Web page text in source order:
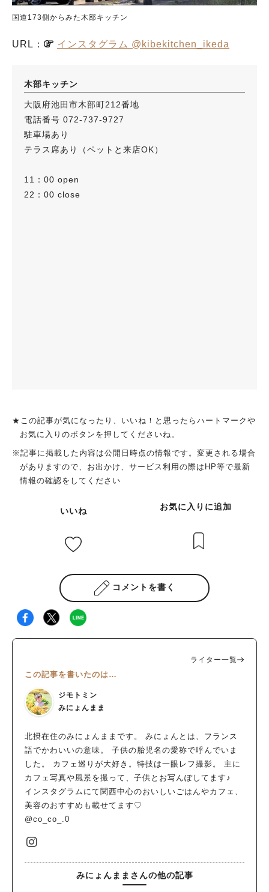
国道173側からみた木部キッチン
URL： インスタグラム @kibekitchen_ikeda
木部キッチン
大阪府池田市木部町212番地
電話番号 072-737-9727
駐車場あり
テラス席あり（ペットと来店OK）
11：00 open
22：00 close
★この記事が気になったり、いいね！と思ったらハートマークや
お気に入りのボタンを押してくださいね。
※記事に掲載した内容は公開日時点の情報です。変更される場合
がありますので、お出かけ、サービス利用の際はHP等で最新
情報の確認をしてください
いいね お気に入りに追加
コメントを書く
ライター一覧
この記事を書いたのは…
ジモトミン
みにょんまま
北摂在住のみにょんままです。 みにょんとは、フランス
語でかわいいの意味。 子供の胎児名の愛称で呼んでいま
した。 カフェ巡りが大好き。特技は一眼レフ撮影。 主に
カフェ写真や風景を撮って、子供とお写んぽしてます♪
インスタグラムにて関西中心のおいしいごはんやカフェ、
美容のおすすめも載せてます♡
@co_co_.0
みにょんままさんの他の記事